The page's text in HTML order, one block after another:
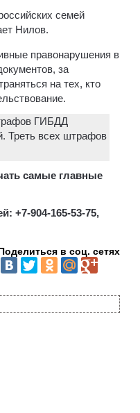
семей
Нилов.
правонарушения в
за
на тех, кто
ГИБДД
Треть всех штрафов
самые главные
+7-904-165-53-75,
в соц. сетях